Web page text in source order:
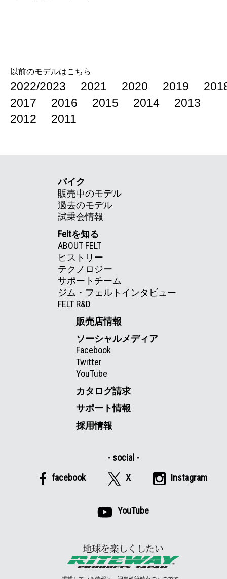
以前のモデルはこちら
2022/2023 2021 2020 2019
2017
2016 2015 2014
2013
2012
2011
バイク
販売中のモデル
過去のモデル
試乗会情報
Feltを知る
ABOUT FELT
ヒストリー
テクノロジー
サポートチーム
ジム・フェルトインタビュー
FELT R&D
販売店情報
ソーシャルメディア
Facebook
Twitter
YouTube
カタログ請求
サポート情報
採用情報
facebook X Instagram
YouTube